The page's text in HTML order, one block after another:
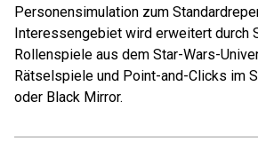
Personensimulation zum
Interessengebiet wird erweitert durch
Rollenspiele aus dem Star-Wars-
Rätselspiele und Point-and-Clicks im
oder Black Mirror.